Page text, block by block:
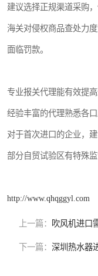
建议选择正规渠道采购
海关对侵权商品查处力
面临罚款。
专业报关代理能有效提高
经验丰富的代理熟悉各
对于首次进口的企业，
部分自贸试验区有特殊
http://www.qhqggyl.com
上一篇： 吹风机进口
下一篇： 深圳热水器